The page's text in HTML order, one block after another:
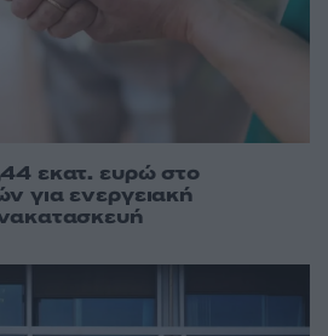
εκατ. ευρώ στο
για ενεργειακή